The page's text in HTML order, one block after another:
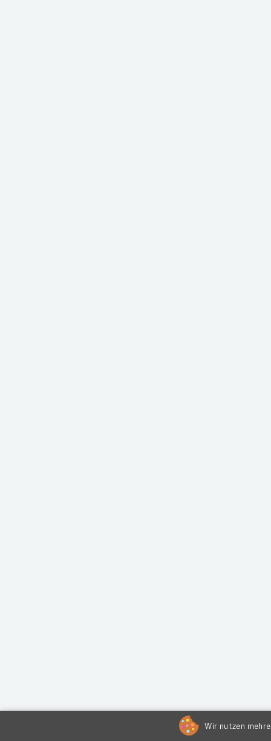
Wir nutzen